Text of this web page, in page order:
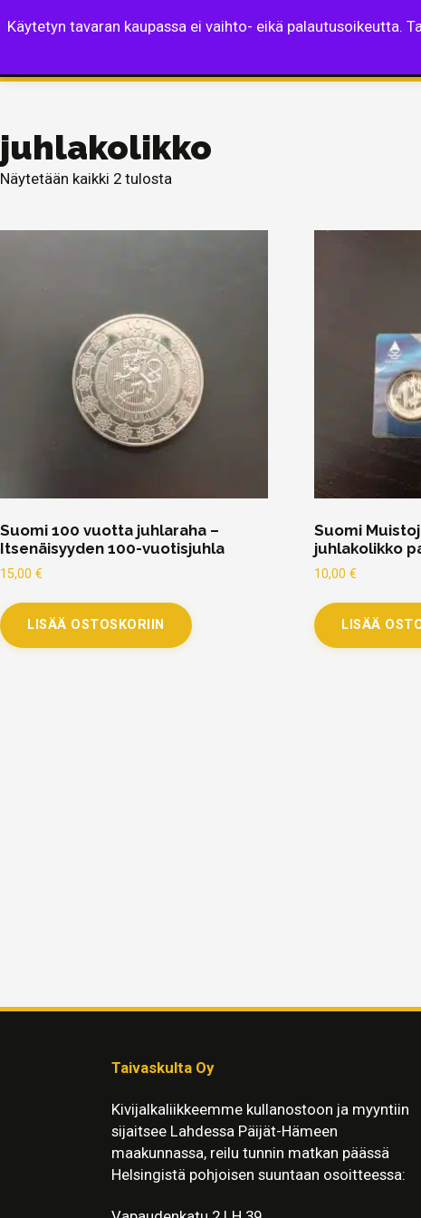
juhlakolikko
Näytetään kaikki 2 tulosta
Suomi 100 vuotta juhlaraha –
Itsenäisyyden 100-vuotisjuhla
15,00 €
LISÄÄ OSTOSKORIIN
Suomi
juhlakolikko
10,00€
LISÄÄ
Taivaskulta Oy
Kivijalkaliikkeemme kullanostoon ja myyntiin
sijaitsee Lahdessa Päijät-Hämeen
maakunnassa, reilu tunnin matkan päässä
Helsingistä pohjoisen suuntaan osoitteessa:
Käytetyn tavaran kaupassa ei vaihto- eikä palautusoikeutta.